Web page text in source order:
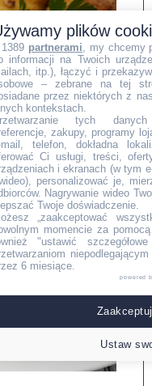
plików
partnerami , my chcemy
informacji na Twoich
itp.), łączyć i
– zebrane na tej
przez niektórych z
kontekstach.
tych danych
zakupy, programy
mail, telefon, dokładna
Ci usługi, treści,
i ekranach (w tym
personalizować je,
Nagrywanie wideo
Twoje doświadczenie.
„zaakceptować
momencie za
"ustawić
6 miesiące.
powered
Ustaw